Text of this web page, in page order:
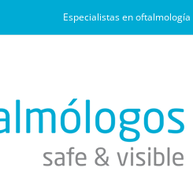
Especialistas en oftalmología